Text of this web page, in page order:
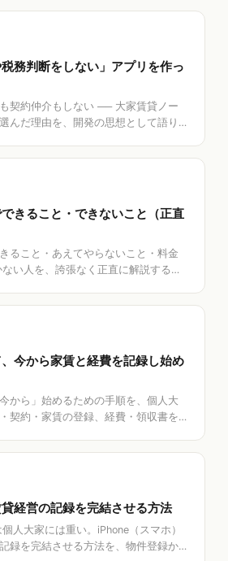
務判断をしない」アプリを作っ
契約仲介もしない ── 大家賃貸ノー
んだ理由を、開発の思想として語り
きること・できないこと（正直
ること・あえてやらないこと・料金
い人を、誇張なく正直に解説する機
今から家賃と経費を記録し始め
から」始めるための手順を、個人大
契約・家賃の登録、経費・領収書を
経営の記録を完結させる方法
人大家には重い。iPhone（スマホ）
録を完結させる方法を、物件登録か